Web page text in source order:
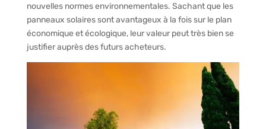
nouvelles normes environnementales. Sachant que les
panneaux solaires sont avantageux à la fois sur le plan
économique et écologique, leur valeur peut très bien se
justifier auprès des futurs acheteurs.